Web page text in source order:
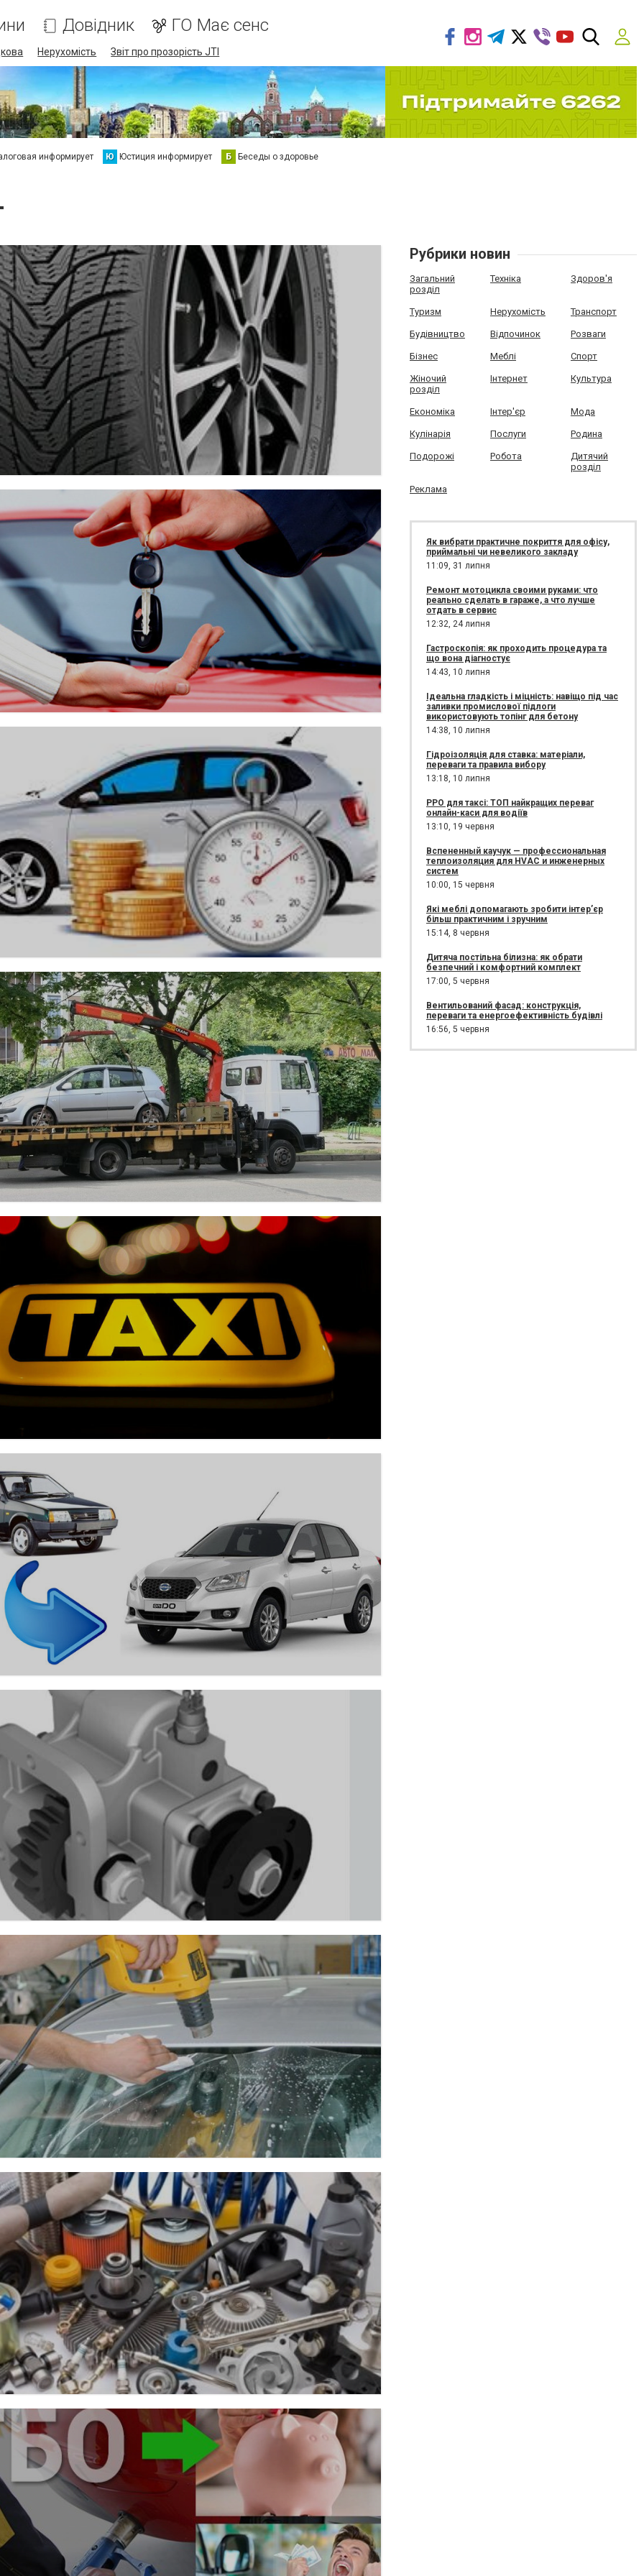
Довідник ГО Має сенс
Нерухомість Звіт про прозорість JTI
информирует Ю Юстиция информирует Б Беседы о здоровье
Рубрики новин
Загальний
розділ
Техніка Здоров'я
Туризм Нерухомість Транспорт
Будівництво Відпочинок Розваги
Бізнес Меблі Спорт
Жіночий
розділ
Інтернет Культура
Економіка Інтер'єр Мода
Кулінарія Послуги Родина
Подорожі Робота
Дитячий
розділ
Реклама
Як вибрати практичне покриття для офісу,
приймальні чи невеликого закладу
11:09, 31 липня
Ремонт мотоцикла своими руками: что
реально сделать в гараже, а что лучше
отдать в сервис
12:32, 24 липня
Гастроскопія: як проходить процедура та
що вона діагностує
14:43, 10 липня
Ідеальна гладкість і міцність: навіщо під час
заливки промислової підлоги
використовують топінг для бетону
14:38, 10 липня
Гідроізоляція для ставка: матеріали,
переваги та правила вибору
13:18, 10 липня
РРО для таксі: ТОП найкращих переваг
онлайн-каси для водіїв
13:10, 19 червня
Вспененный каучук — профессиональная
теплоизоляция для HVAC и инженерных
систем
10:00, 15 червня
Які меблі допомагають зробити інтер’єр
більш практичним і зручним
15:14, 8 червня
Дитяча постільна білизна: як обрати
безпечний і комфортний комплект
17:00, 5 червня
Вентильований фасад: конструкція,
переваги та енергоефективність будівлі
16:56, 5 червня